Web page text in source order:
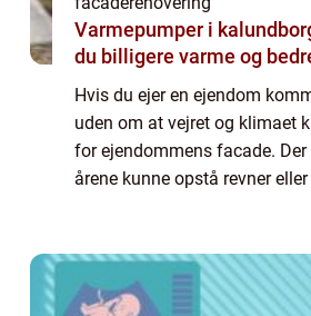
Varmepumper i
du billigere varme og
Hvis du ejer en ejendom
uden om at vejret og klimaet
for ejendommens facade.
årene kunne opstå revner